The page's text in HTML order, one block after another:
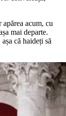
acum, cu
mai departe.
că haideți să